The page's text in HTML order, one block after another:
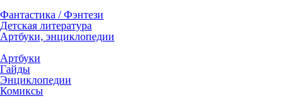
Фантастика / Фэнтези
Детская литература
Артбуки, энциклопедии
Артбуки
Гайды
Энциклопедии
Комиксы